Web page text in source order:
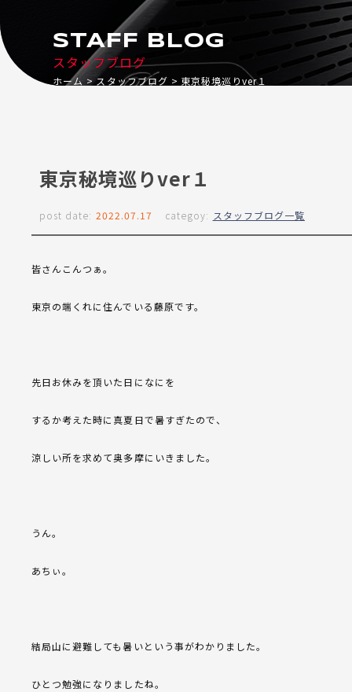
スタッフブログ
STAFF BLOG
ホーム スタッフブログ 東京秘境巡りver１
東京秘境巡りver１
post date: 2022.07.17 categoy: スタッフブログ一覧
皆さんこんつぁ。
東京の端くれに住んでいる藤原です。
先日お休みを頂いた日になにを
するか考えた時に真夏日で暑すぎたので、
涼しい所を求めて奥多摩にいきました。
うん。
あちぃ。
結局山に避難しても暑いという事がわかりました。
ひとつ勉強になりましたね。